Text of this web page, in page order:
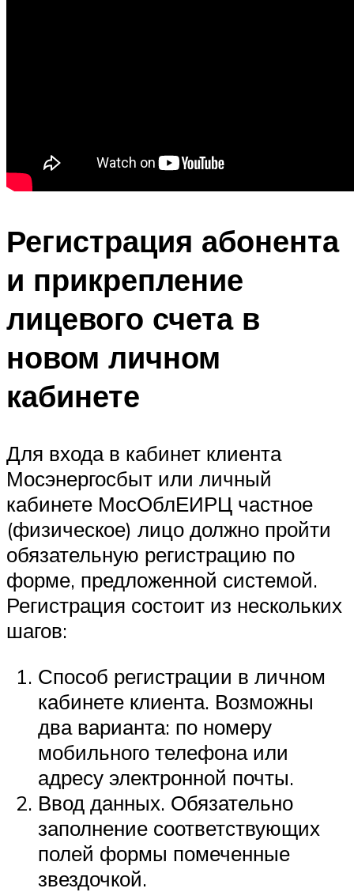
Регистрация абонента
и прикрепление
лицевого счета в
новом личном
кабинете
Для входа в кабинет клиента
Мосэнергосбыт или личный
кабинете МосОблЕИРЦ частное
(физическое) лицо должно пройти
обязательную регистрацию по
форме, предложенной системой.
Регистрация состоит из нескольких
шагов:
Способ регистрации в личном
кабинете клиента. Возможны
два варианта: по номеру
мобильного телефона или
адресу электронной почты.
Ввод данных. Обязательно
заполнение соответствующих
полей формы помеченные
звездочкой.